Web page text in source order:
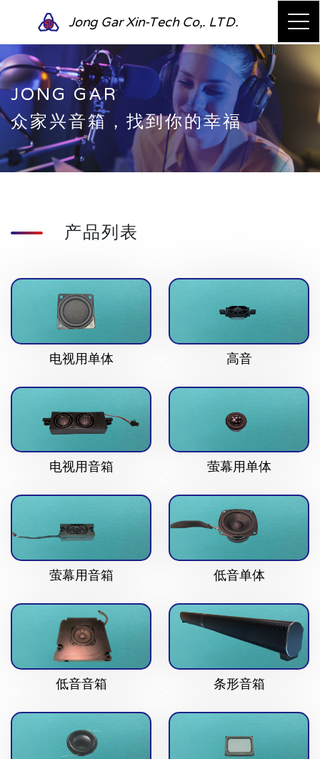
Jong Gar Xin-Tech Co,. LTD.
JONG GAR
众家兴音箱，找到你的幸福
产品列表
电视用单体 高音
电视用音箱 萤幕用单体
萤幕用音箱 低音单体
低音音箱 条形音箱